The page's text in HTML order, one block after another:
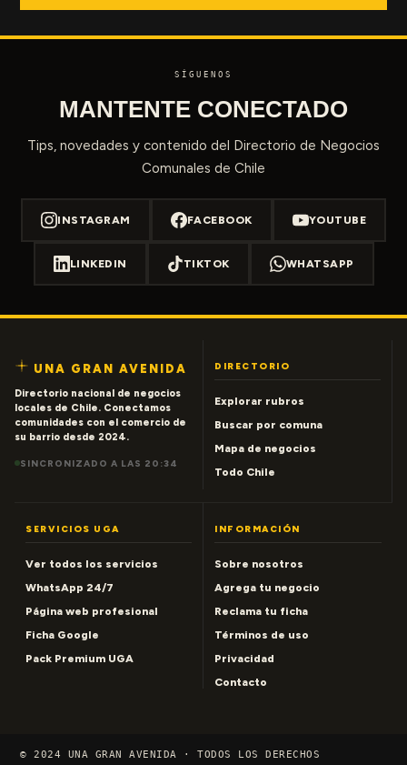
SÍGUENOS
MANTENTE CONECTADO
Tips, novedades y contenido del Directorio de Negocios
Comunales de Chile
INSTAGRAM FACEBOOK YOUTUBE
LINKEDIN TIKTOK WHATSAPP
UNA GRAN AVENIDA
Directorio nacional de negocios
locales de Chile. Conectamos
comunidades con el comercio de
su barrio desde 2024.
SINCRONIZADO A LAS 20:34
DIRECTORIO
Explorar rubros
Buscar por comuna
Mapa de negocios
Todo Chile
SERVICIOS UGA
Ver todos los servicios
WhatsApp 24/7
Página web profesional
Ficha Google
Pack Premium UGA
INFORMACIÓN
Sobre nosotros
Agrega tu negocio
Reclama tu ficha
Términos de uso
Privacidad
Contacto
© 2024 UNA GRAN AVENIDA · TODOS LOS DERECHOS